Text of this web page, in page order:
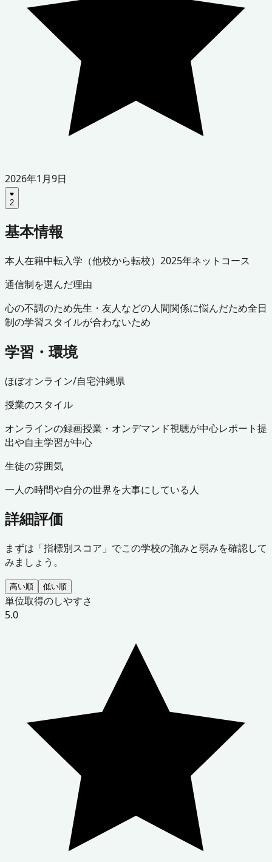
2026年1月9日
2
基本情報
本人在籍中転入学（他校から転校） 2025年ネットコース
通信制を選んだ理由
心の不調のため先生・友人などの人間関係に悩んだため全日
制の学習スタイルが合わないため
学習・環境
ほぼオンライン/自宅沖縄県
授業のスタイル
オンラインの録画授業・オンデマンド視聴が中心レポート提
出や自主学習が中心
生徒の雰囲気
一人の時間や自分の世界を大事にしている人
詳細評価
まずは「指標別スコア」でこの学校の強みと弱みを確認して
みましょう。
高い順 低い順
単位取得のしやすさ
5.0